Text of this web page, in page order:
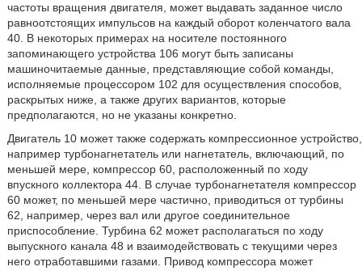
частоты вращения двигателя, может выдавать заданное число
равноотстоящих импульсов на каждый оборот коленчатого вала
40. В некоторых примерах на носителе постоянного
запоминающего устройства 106 могут быть записаны
машиночитаемые данные, представляющие собой команды,
исполняемые процессором 102 для осуществления способов,
раскрытых ниже, а также других вариантов, которые
предполагаются, но не указаны конкретно.
Двигатель 10 может также содержать компрессионное устройство,
например турбонагнетатель или нагнетатель, включающий, по
меньшей мере, компрессор 60, расположенный по ходу
впускного коллектора 44. В случае турбонагнетателя компрессор
60 может, по меньшей мере частично, приводиться от турбины
62, например, через вал или другое соединительное
приспособление. Турбина 62 может располагаться по ходу
выпускного канала 48 и взаимодействовать с текущими через
него отработавшими газами. Привод компрессора может